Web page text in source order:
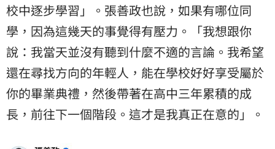
校中逐步學習」。張善政也說，如果有哪位同
學，因為這幾天的事覺得有壓力。「我想跟你
說：我當天並沒有聽到什麼不適的言論。我希望
還在尋找方向的年輕人，能在學校好好享受屬於
你的畢業典禮，然後帶著在高中三年累積的成
長，前往下一個階段。這才是我真正在意的」。